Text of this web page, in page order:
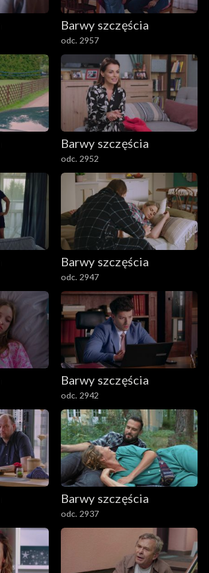
Barwy szczęścia
odc. 2957
Barwy szczęścia
odc. 2952
Barwy szczęścia
odc. 2947
Barwy szczęścia
odc. 2942
Barwy szczęścia
odc. 2937